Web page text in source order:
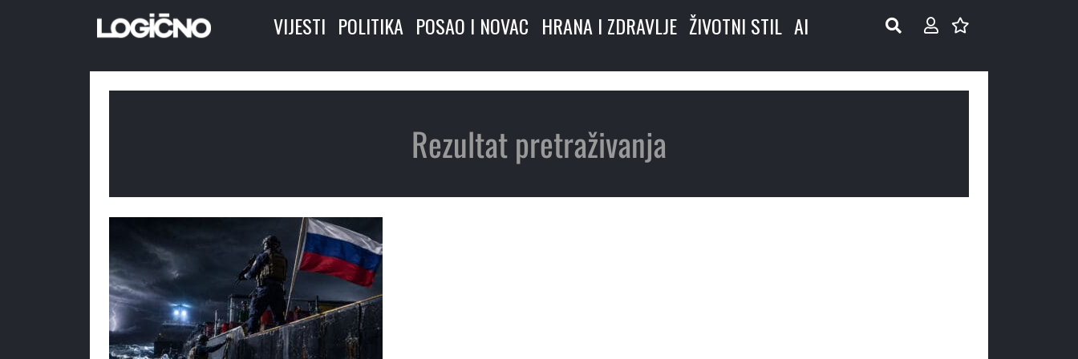
VIJESTI POLITIKA POSAO I NOVAC HRANA I ZDRAVLJE ŽIVOTNI STIL AI
Rezultat pretraživanja